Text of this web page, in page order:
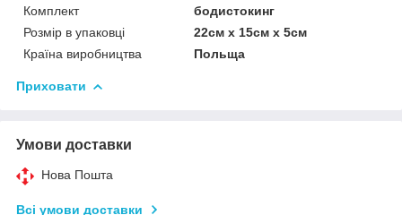
Комплект
бодистокинг
Розмір в упаковці
22см х 15см х 5см
Країна виробництва
Польща
Приховати
Умови доставки
Нова Пошта
Всі умови доставки